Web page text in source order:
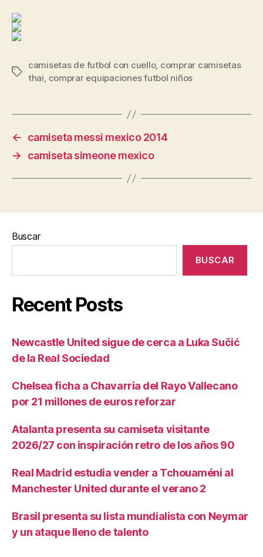
Etiquetas
camisetas de futbol con cuello, comprar camisetas
thai, comprar equipaciones futbol niños
←
camiseta messi mexico 2014
→
camiseta simeone mexico
Buscar
BUSCAR
Recent Posts
Newcastle United sigue de cerca a Luka Sučić
de la Real Sociedad
Chelsea ficha a Chavarria del Rayo Vallecano
por 21 millones de euros reforzar
Atalanta presenta su camiseta visitante
2026/27 con inspiración retro de los años 90
Real Madrid estudia vender a Tchouaméni al
Manchester United durante el verano 2
Brasil presenta su lista mundialista con Neymar
y un ataque lleno de talento